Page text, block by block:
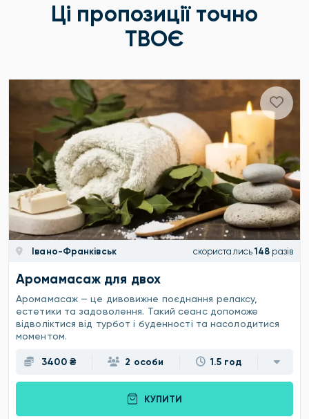
Ці пропозиції точно
ТВОЄ
Івано-Франківськ скористались 148 разів
Аромамасаж для двох
Аромамасаж — це дивовижне поєднання релаксу,
естетики та задоволення. Такий сеанс допоможе
відволіктися від турбот і буденності та насолодитися
моментом.
3400 ₴ 2 особи 1.5 год
КУПИТИ